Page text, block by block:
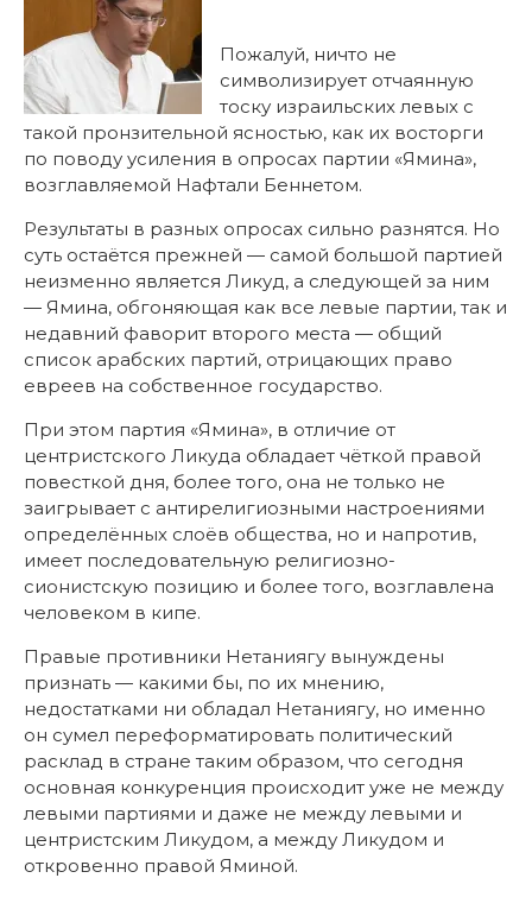
Пожалуй, ничто не
символизирует отчаянную
тоску израильских левых с
такой пронзительной ясностью, как их восторги
по поводу усиления в опросах партии «Ямина»,
возглавляемой Нафтали Беннетом.
Результаты в разных опросах сильно разнятся. Но
суть остаётся прежней — самой большой партией
неизменно является Ликуд, а следующей за ним
— Ямина, обгоняющая как все левые партии, так и
недавний фаворит второго места — общий
список арабских партий, отрицающих право
евреев на собственное государство.
При этом партия «Ямина», в отличие от
центристского Ликуда обладает чёткой правой
повесткой дня, более того, она не только не
заигрывает с антирелигиозными настроениями
определённых слоёв общества, но и напротив,
имеет последовательную религиозно-
сионистскую позицию и более того, возглавлена
человеком в кипе.
Правые противники Нетаниягу вынуждены
признать — какими бы, по их мнению,
недостатками ни обладал Нетаниягу, но именно
он сумел переформатировать политический
расклад в стране таким образом, что сегодня
основная конкуренция происходит уже не между
левыми партиями и даже не между левыми и
центристским Ликудом, а между Ликудом и
откровенно правой Яминой.